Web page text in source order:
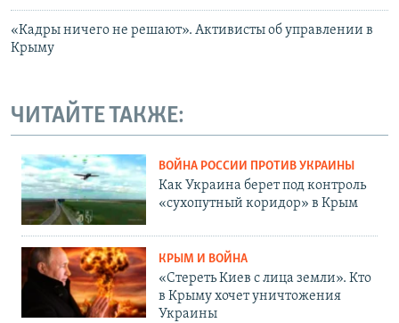
«Кадры ничего не решают». Активисты об управлении в
Крыму
ЧИТАЙТЕ ТАКЖЕ:
ВОЙНА РОССИИ ПРОТИВ УКРАИНЫ
Как Украина берет под контроль
«сухопутный коридор» в Крым
КРЫМ И ВОЙНА
«Стереть Киев с лица земли». Кто
в Крыму хочет уничтожения
Украины